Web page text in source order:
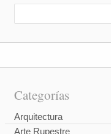
Categorías
Arquitectura
Arte Rupestre